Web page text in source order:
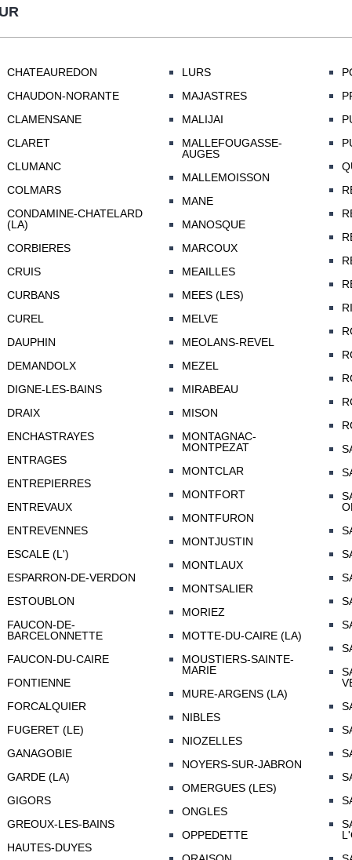
CHATEAUREDON
CHAUDON-NORANTE
CLAMENSANE
CLARET
CLUMANC
COLMARS
CONDAMINE-CHATELARD
(LA)
CORBIERES
CRUIS
CURBANS
CUREL
DAUPHIN
DEMANDOLX
DIGNE-LES-BAINS
DRAIX
ENCHASTRAYES
ENTRAGES
ENTREPIERRES
ENTREVAUX
ENTREVENNES
ESCALE (L')
ESPARRON-DE-VERDON
ESTOUBLON
FAUCON-DE-
BARCELONNETTE
FAUCON-DU-CAIRE
FONTIENNE
FORCALQUIER
FUGERET (LE)
GANAGOBIE
GARDE (LA)
GIGORS
GREOUX-LES-BAINS
HAUTES-DUYES
LURS
MAJASTRES
MALIJAI
MALLEFOUGASSE-
AUGES
MALLEMOISSON
MANE
MANOSQUE
MARCOUX
MEAILLES
MEES (LES)
MELVE
MEOLANS-REVEL
MEZEL
MIRABEAU
MISON
MONTAGNAC-
MONTPEZAT
MONTCLAR
MONTFORT
MONTFURON
MONTJUSTIN
MONTLAUX
MONTSALIER
MORIEZ
MOTTE-DU-CAIRE (LA)
MOUSTIERS-SAINTE-
MARIE
MURE-ARGENS (LA)
NIBLES
NIOZELLES
NOYERS-SUR-JABRON
OMERGUES (LES)
ONGLES
OPPEDETTE